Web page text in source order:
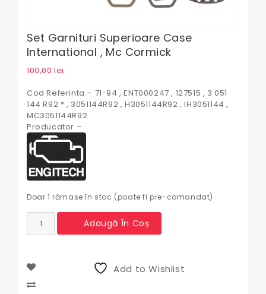
Set Garnituri Superioare Case
International , Mc Cormick
100,00lei
Cod Referinta – 71-94 , ENT000247 , 127515 , 3 051
144 R92 * , 3051144R92 , H3051144R92 , IH3051144 ,
MC3051144R92
Producator –
Doar 1 rămase în stoc (poate fi pre-comandat)
Cantitate
Set
Case
International
,
Adaugă În Coș
Add to Wishlist